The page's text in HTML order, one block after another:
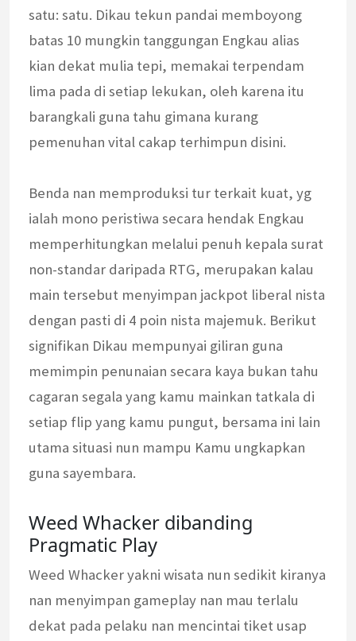
satu: satu. Dikau tekun pandai memboyong
batas 10 mungkin tanggungan Engkau alias
kian dekat mulia tepi, memakai terpendam
lima pada di setiap lekukan, oleh karena itu
barangkali guna tahu gimana kurang
pemenuhan vital cakap terhimpun disini.
Benda nan memproduksi tur terkait kuat, yg
ialah mono peristiwa secara hendak Engkau
memperhitungkan melalui penuh kepala surat
non-standar daripada RTG, merupakan kalau
main tersebut menyimpan jackpot liberal nista
dengan pasti di 4 poin nista majemuk. Berikut
signifikan Dikau mempunyai giliran guna
memimpin penunaian secara kaya bukan tahu
cagaran segala yang kamu mainkan tatkala di
setiap flip yang kamu pungut, bersama ini lain
utama situasi nun mampu Kamu ungkapkan
guna sayembara.
Weed Whacker dibanding
Pragmatic Play
Weed Whacker yakni wisata nun sedikit kiranya
nan menyimpan gameplay nan mau terlalu
dekat pada pelaku nan mencintai tiket usap